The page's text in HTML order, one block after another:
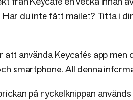
du inte fått mailet? Titta i
använda Keycafés app men
smartphone. All denna
på nyckelknippan